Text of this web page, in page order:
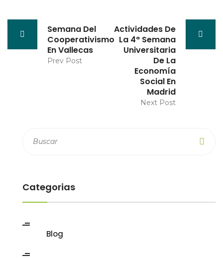
Semana Del
Cooperativismo
En Vallecas
Prev Post
Actividades De
La 4ª Semana
Universitaria
De La
Economía
Social En
Madrid
Next Post
Categorias
Blog